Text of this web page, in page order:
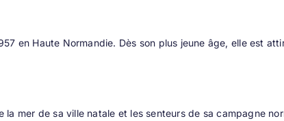
en Haute Normandie. Dès son plus jeune âge, elle est
la mer de sa ville natale et les senteurs de sa campagne